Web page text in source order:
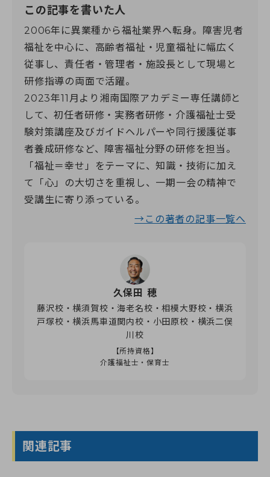
この記事を書いた人
2006年に異業種から福祉業界へ転身。障害児者
福祉を中心に、高齢者福祉・児童福祉に幅広く
従事し、責任者・管理者・施設長として現場と
研修指導の両面で活躍。
2023年11月より湘南国際アカデミー専任講師と
して、初任者研修・実務者研修・介護福祉士受
験対策講座及びガイドヘルパーや同行援護従事
者養成研修など、障害福祉分野の研修を担当。
「福祉＝幸せ」をテーマに、知識・技術に加え
て「心」の大切さを重視し、一期一会の精神で
受講生に寄り添っている。
→この著者の記事一覧へ
久保田 穂
藤沢校・横須賀校・海老名校・相模大野校・横浜
戸塚校・横浜馬車道関内校・小田原校・横浜二俣
川校
【所持資格】
介護福祉士・保育士
関連記事